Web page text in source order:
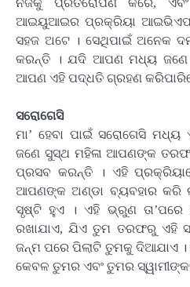
ନିଜକୁ ପ୍ରତିରୋପଣ କରେ,
ଆଇୟୁଆଇର ପ୍ରକ୍ରିୟା ଆଇଭିଏଫ
ସହଜ ଅଟେ । ସେଥିପାଇଁ ଅନେକ
କରନ୍ତି । ଯଦି ଆପଣ ମଧ୍ୟ ଜଣେ
ଆପଣ ଏହି ପଦ୍ଧତି ଗ୍ରହଣ
ସରୋଗେସି
ମା’ ହେବା ପାଇଁ ସରୋଗେସି
ଜଣେ ସୁସ୍ଥ ମହିଳା ଆପଣଙ୍କ
ପ୍ରସବ କରନ୍ତି । ଏହି
ଆପଣଙ୍କ ଅଣ୍ଡା ବ୍ୟବହାର କରି
ସୃଷ୍ଟି ହୁଏ । ଏହି ଭ୍ରୁଣ ତା’ପରେ
ରଖାଯାଏ, ଯିଏ ତୁମ ତରଫରୁ ଏହି
ଜନ୍ମ ପରେ ପିଲାଟି ତୁମକୁ ଦିଆଯାଏ
କେବଳ ତୁମର ଏବଂ ତୁମର